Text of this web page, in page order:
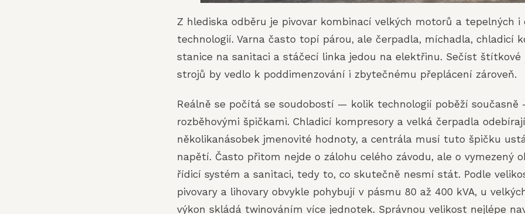
Z hlediska odběru je pivovar kombinací velkých motorů a tepelných i
technologií. Varna často topí párou, ale čerpadla, míchadla, chladicí
stanice na sanitaci a stáčecí linka jedou na elektřinu. Sečíst štítkové
strojů by vedlo k poddimenzování i zbytečnému přeplácení zároveň.
Reálně se počítá se soudobostí — kolik technologií poběží současně
rozběhovými špičkami. Chladicí kompresory a velká čerpadla
několikanásobek jmenovité hodnoty, a centrála musí tuto špičku
napětí. Často přitom nejde o zálohu celého závodu, ale o vymezený
řídicí systém a sanitaci, tedy to, co skutečně nesmí stát. Podle
pivovary a lihovary obvykle pohybují v pásmu 80 až 400 kVA, u
výkon skládá twinováním více jednotek. Správnou velikost nejlépe